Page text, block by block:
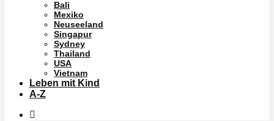
Bali
Mexiko
Neuseeland
Singapur
Sydney
Thailand
USA
Vietnam
Leben mit Kind
A-Z